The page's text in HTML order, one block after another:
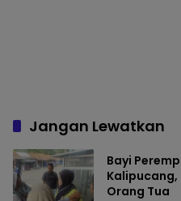
Jangan Lewatkan
Bayi
Kalipucang,
Orang Tua